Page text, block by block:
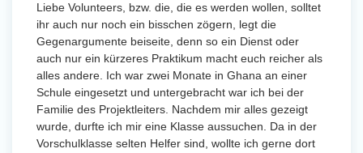
Liebe Volunteers, bzw. die, die es werden wollen, solltet
ihr auch nur noch ein bisschen zögern, legt die
Gegenargumente beiseite, denn so ein Dienst oder
auch nur ein kürzeres Praktikum macht euch reicher als
alles andere. Ich war zwei Monate in Ghana an einer
Schule eingesetzt und untergebracht war ich bei der
Familie des Projektleiters. Nachdem mir alles gezeigt
wurde, durfte ich mir eine Klasse aussuchen. Da in der
Vorschulklasse selten Helfer sind, wollte ich gerne dort